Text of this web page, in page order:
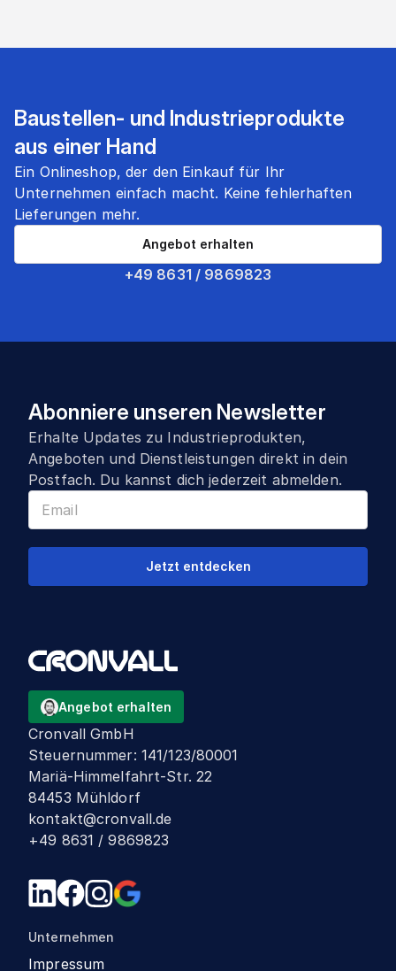
Baustellen- und Industrieprodukte
aus einer Hand
Ein Onlineshop, der den Einkauf für Ihr
Unternehmen einfach macht. Keine fehlerhaften
Lieferungen mehr.
+49 8631 / 9869823
Angebot erhalten
Abonniere unseren Newsletter
Erhalte Updates zu Industrieprodukten,
Angeboten und Dienstleistungen direkt in dein
Postfach. Du kannst dich jederzeit abmelden.
Jetzt entdecken
Angebot erhalten
Cronvall GmbH
Steuernummer: 141/123/80001
Mariä-Himmelfahrt-Str. 22
84453 Mühldorf
kontakt@cronvall.de
+49 8631 / 9869823
Unternehmen
Impressum